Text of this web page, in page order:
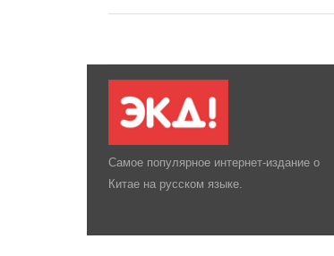
Самое популярное интернет-издание о
Китае на русском языке.